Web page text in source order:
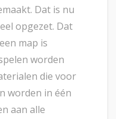
Dat is nu
opgezet. Dat
map is
worden
die voor
worden in één
aan alle